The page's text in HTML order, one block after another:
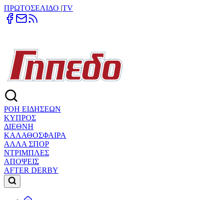
ΠΡΩΤΟΣΕΛΙΔΟ |TV
ΡΟΗ ΕΙΔΗΣΕΩΝ
ΚΥΠΡΟΣ
ΔΙΕΘΝΗ
ΚΑΛΑΘΟΣΦΑΙΡΑ
ΑΛΛΑ ΣΠΟΡ
ΝΤΡΙΜΠΛΕΣ
ΑΠΟΨΕΙΣ
AFTER DERBY